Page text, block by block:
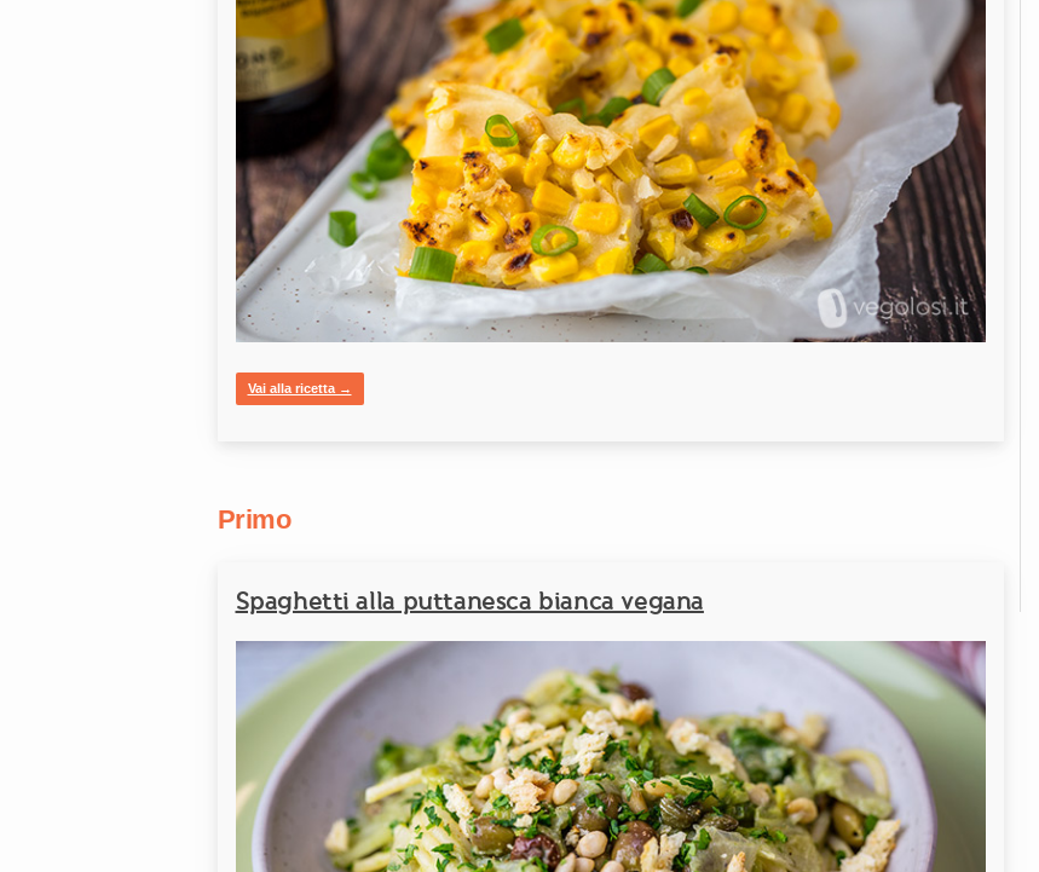
Vai alla ricetta →
Primo
Spaghetti alla puttanesca bianca vegana